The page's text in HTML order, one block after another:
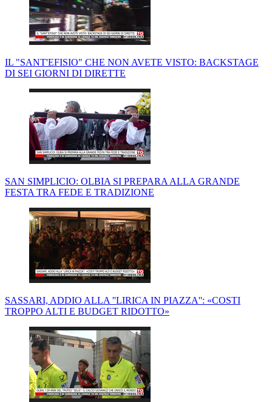
IL "SANT'EFISIO" CHE NON AVETE VISTO: BACKSTAGE
DI SEI GIORNI DI DIRETTE
SAN SIMPLICIO: OLBIA SI PREPARA ALLA GRANDE
FESTA TRA FEDE E TRADIZIONE
SASSARI, ADDIO ALLA ''LIRICA IN PIAZZA'': «COSTI
TROPPO ALTI E BUDGET RIDOTTO»